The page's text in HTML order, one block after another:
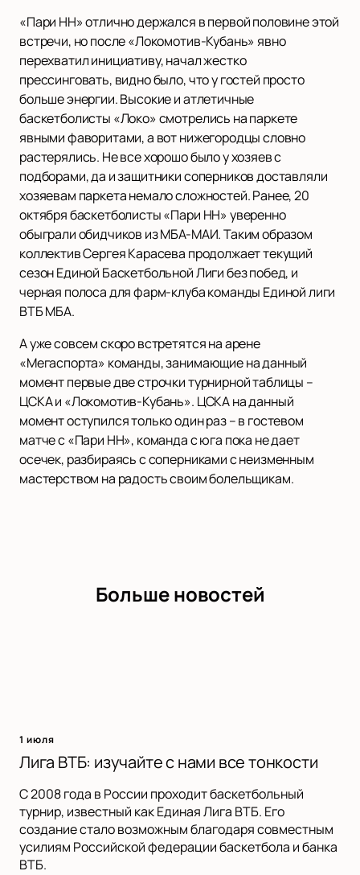
«Пари НН» отлично держался в первой половине этой
встречи, но после «Локомотив-Кубань» явно
перехватил инициативу, начал жестко
прессинговать, видно было, что у гостей просто
больше энергии. Высокие и атлетичные
баскетболисты «Локо» смотрелись на паркете
явными фаворитами, а вот нижегородцы словно
растерялись. Не все хорошо было у хозяев с
подборами, да и защитники соперников доставляли
хозяевам паркета немало сложностей. Ранее, 20
октября баскетболисты «Пари НН» уверенно
обыграли обидчиков из МБА-МАИ. Таким образом
коллектив Сергея Карасева продолжает текущий
сезон Единой Баскетбольной Лиги без побед, и
черная полоса для фарм-клуба команды Единой лиги
ВТБ МБА.
А уже совсем скоро встретятся на арене
«Мегаспорта» команды, занимающие на данный
момент первые две строчки турнирной таблицы –
ЦСКА и «Локомотив-Кубань». ЦСКА на данный
момент оступился только один раз – в гостевом
матче с «Пари НН», команда с юга пока не дает
осечек, разбираясь с соперниками с неизменным
мастерством на радость своим болельщикам.
Больше новостей
1 июля
Лига ВТБ: изучайте с нами все тонкости
С 2008 года в России проходит баскетбольный
турнир, известный как Единая Лига ВТБ. Его
создание стало возможным благодаря совместным
усилиям Российской федерации баскетбола и банка
ВТБ.